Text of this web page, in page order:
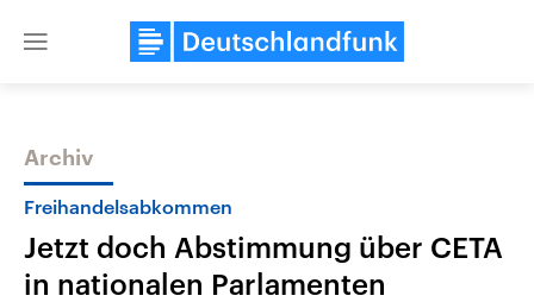
Close
Themen
Archiv
Freihandelsabkommen
Jetzt doch Abstimmung über CETA
in nationalen Parlamenten